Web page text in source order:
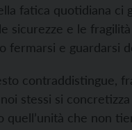
fatica quotidiana ci
sicurezze e le
fermarsi e guardarsi
contraddistingue,
stessi si
quell’unità che non